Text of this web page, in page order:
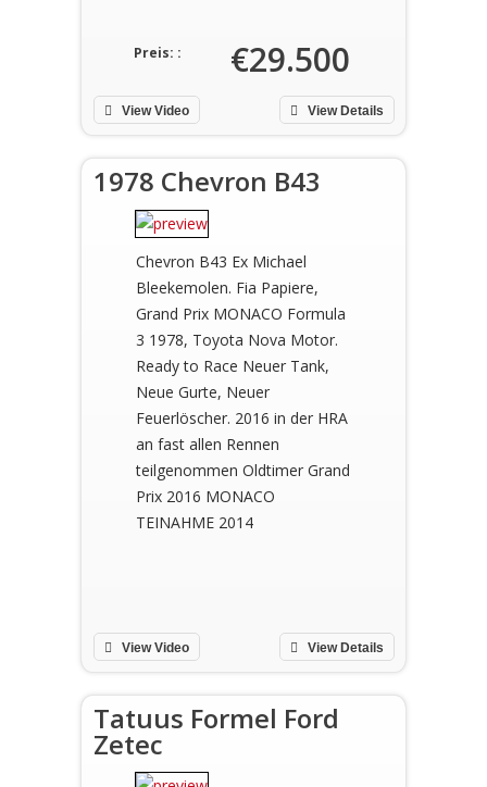
View Details
Preis: : €29.500
View Video
1978 Chevron B43
Chevron B43 Ex Michael
Bleekemolen. Fia Papiere,
Grand Prix MONACO Formula
3 1978, Toyota Nova Motor.
Ready to Race Neuer Tank,
Neue Gurte, Neuer
Feuerlöscher. 2016 in der HRA
an fast allen Rennen
teilgenommen Oldtimer Grand
Prix 2016 MONACO
TEINAHME 2014
View Details
View Video
Tatuus Formel Ford
Zetec